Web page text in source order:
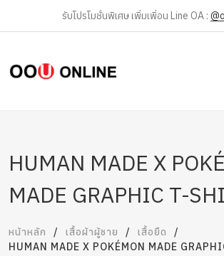
รับโปรโมชั่นพิเศษ เพิ่มเพิ่อน Line OA :
HUMAN MADE X
MADE GRAPHIC T-
หน้าหลัก เสื้อผ้าผู้ชาย
เสื้อยืด
HUMAN MADE X POKÉMON MADE